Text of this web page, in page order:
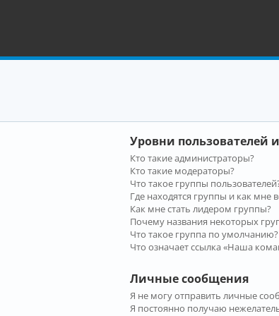
Уровни пользователей
Кто такие администраторы?
Кто такие модераторы?
Что такое группы
Где находятся группы и как мне
Как мне стать лидером группы?
Почему названия некоторых
Что такое группа по умолчанию?
Что означает ссылка «Наша
Личные сообщения
Я не могу отправить личные
Я постоянно получаю